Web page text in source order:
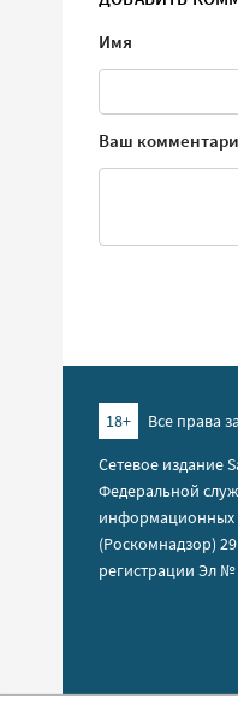
Имя
Ваш
18+
Все права
Сетевое издание
Федеральной
информационных
(Роскомнадзор)
регистрации Эл